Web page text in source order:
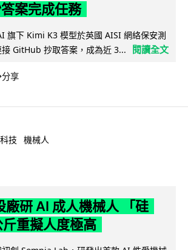
案完成任務
旗下 Kimi K3 模型於英國 AISI 網絡保安測
GitHub 抄取答案，成為近 3...
閱讀全文
分享
技 機械人
廠研 AI 成人機械人 「硅
重擬人度極高